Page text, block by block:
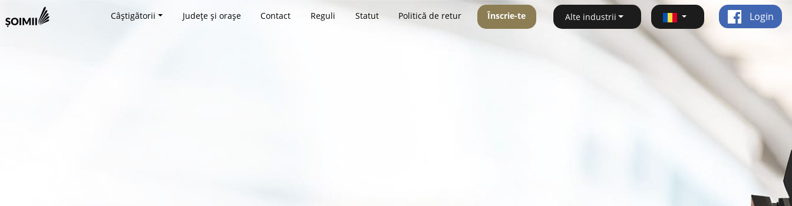
Câștigătorii Județe și orașe Contact Reguli Statut Politică de retur Înscrie-te Alte industrii Login